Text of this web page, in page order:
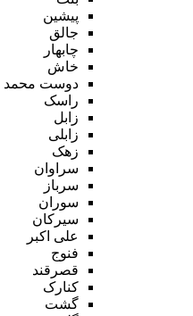
پیشین
جالق
چابهار
خاش
دوست محمد
راسک
زابل
زابلی
زهک
سراوان
سرباز
سوران
سیرکان
علی اکبر
فنوج
قصرقند
کنارک
گشت